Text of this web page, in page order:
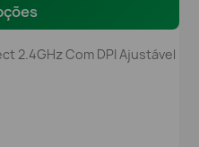
2.4GHz Com DPI Ajustável